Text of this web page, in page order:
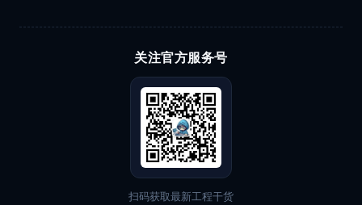
关注官方服务号
扫码获取最新工程干货